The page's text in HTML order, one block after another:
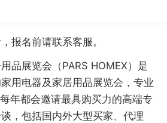
报名前请联系客服。
品展览会（PARS HOMEX）是
用电器及家居用品展览会，专业
年都会邀请最具购买力的高端专
，包括国内外大型买家、代理